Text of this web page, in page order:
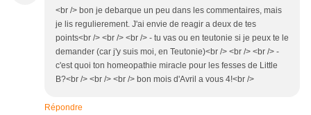
<br /> bon je debarque un peu dans les commentaires, mais
je lis regulierement. J'ai envie de reagir a deux de tes
points<br /> <br /> <br /> - tu vas ou en teutonie si je peux te le
demander (car j'y suis moi, en Teutonie)<br /> <br /> <br /> -
c'est quoi ton homeopathie miracle pour les fesses de Little
B?<br /> <br /> <br /> bon mois d'Avril a vous 4!<br />
Répondre